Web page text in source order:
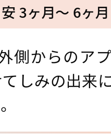
3ヶ月〜 6ヶ月
側からのア
しみの出来